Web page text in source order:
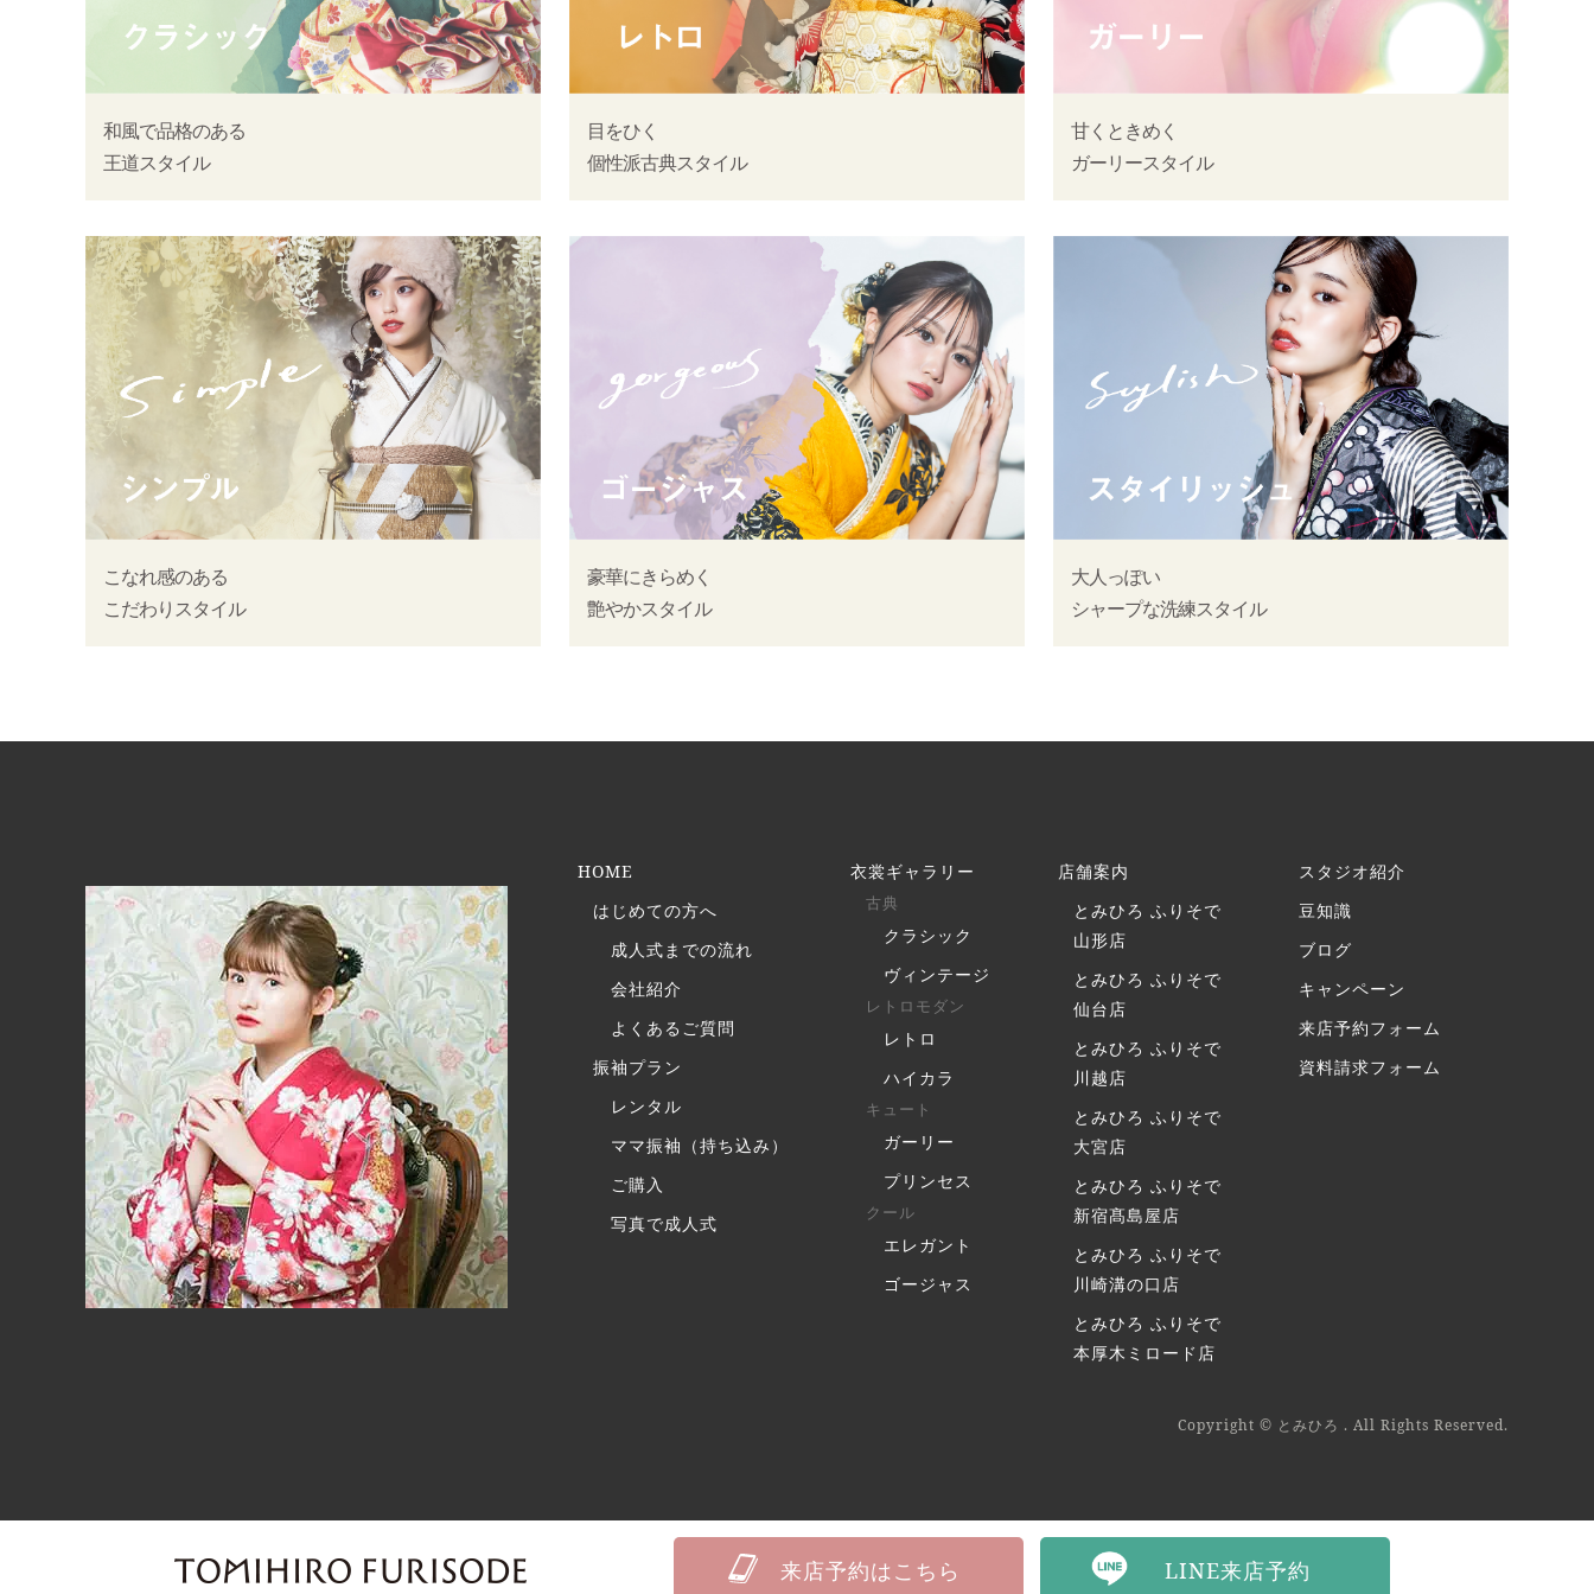
和風で品格のある
王道スタイル
目をひく
個性派古典スタイル
甘くときめく
ガーリースタイル
こなれ感のある
こだわりスタイル
豪華にきらめく
艶やかスタイル
大人っぽい
シャープな洗練スタイル
HOME
はじめての方へ
成人式までの流れ
会社紹介
よくあるご質問
振袖プラン
レンタル
ママ振袖（持ち込み）
ご購入
写真で成人式
衣裳ギャラリー
古典
クラシック
ヴィンテージ
レトロモダン
レトロ
ハイカラ
キュート
ガーリー
プリンセス
クール
エレガント
ゴージャス
店舗案内
とみひろ ふりそで
山形店
とみひろ ふりそで
仙台店
とみひろ ふりそで
川越店
とみひろ ふりそで
大宮店
とみひろ ふりそで
新宿髙島屋店
とみひろ ふりそで
川崎溝の口店
とみひろ ふりそで
本厚木ミロード店
スタジオ紹介
豆知識
ブログ
キャンペーン
来店予約フォーム
資料請求フォーム
Copyright © とみひろ . All Rights Reserved.
来店予約はこちら LINE来店予約